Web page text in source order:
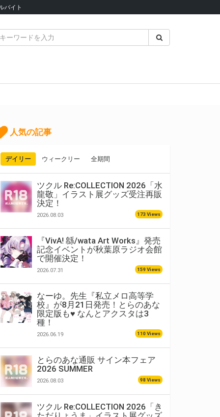
バイト
人気の記事
デイリー ウィークリー 全期間
ツクル Re:COLLECTION 2026「水
龍敬」イラスト展グッズ受注再販
決定！
2026.08.03 173 Views
『VivA! 緜/wata Art Works』発売
記念イベントが秋葉原ラジオ会館
で開催決定！
2026.07.31 159 Views
なーゆ。先生『私立メロ高等学
校』が8月21日発売！とらのあな
限定版も♥ なんとアクスタは3
種！
2026.06.19 110 Views
とらのあな通販 サイン本フェア
2026 SUMMER
2026.08.03 98 Views
ツクル Re:COLLECTION 2026「き